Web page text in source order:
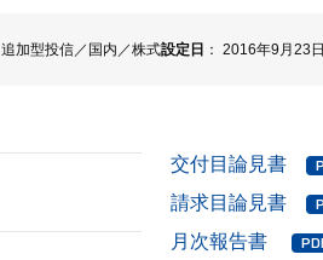
追加型投信／国内／株式設定日 2016年9月23日
交付目論見書
請求目論見書
月次報告書